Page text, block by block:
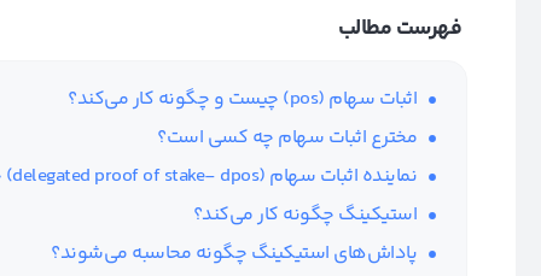
فهرست مطالب
اثبات سهام (pos) چیست و چگونه کار می‌کند؟
مخترع اثبات سهام چه کسی است؟
نماینده اثبات سهام (delegated proof of stake- dpos) چیست؟
استیکینگ چگونه کار می‌کند؟
پاداش‌های استیکینگ چگونه محاسبه می‌شوند؟